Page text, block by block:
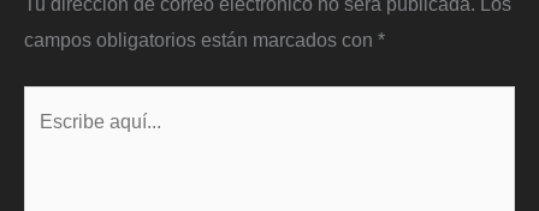
campos obligatorios están marcados con *